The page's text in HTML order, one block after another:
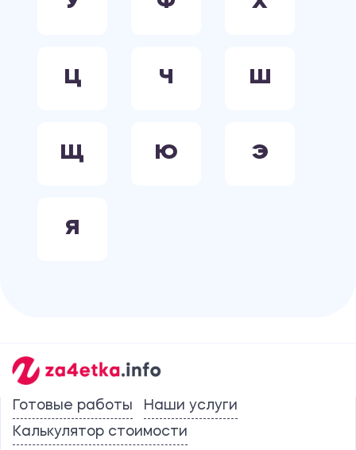
Ц Ч Ш
Щ Ю Э
Я
Готовые работы
Наши услуги
Калькулятор стоимости